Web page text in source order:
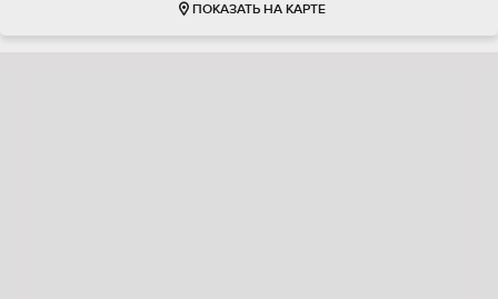
ПОКАЗАТЬ НА КАРТЕ